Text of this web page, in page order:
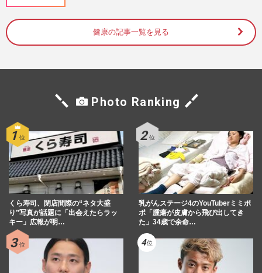
週刊女性2022年4月12日号 2022/4/17
ンキング、もつ鍋やキムチ鍋を抑えて1位
週刊女性2022年3月1日号
食事のとき「むせやすい」「飲み込む量が
減った」原因は姿勢にあった！改善ストレ
ッチの仕方
週刊女性2022年1月5・11日号 2022/1/6
つらい頭痛の原因は「光」にあった！ 片
頭痛のメカニズムとすぐできる回避術
週刊女性2021年7月6日号
「ドライアイ」「疲れ目」に今すぐできる
健康の記事一覧を見る
Photo Ranking
くら寿司、閉店間際の“ネタ大盛
り”写真が話題に「出会えたらラッ
キー」広報が明…
乳がんステージ4のYouTuberミミポ
ポ「腫瘍が皮膚から飛び出してき
た」34歳で余命…